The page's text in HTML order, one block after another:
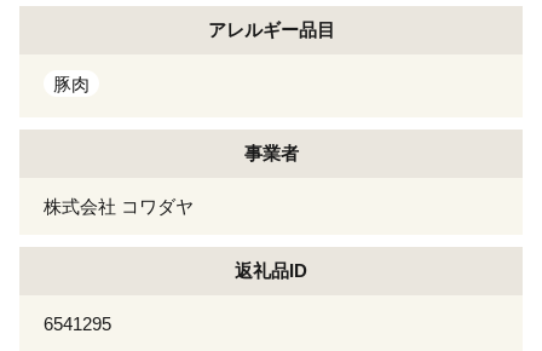
アレルギー品目
豚肉
事業者
株式会社 コワダヤ
返礼品ID
6541295